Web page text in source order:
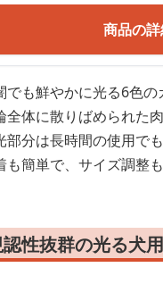
商品の
でも鮮やかに光る6色の
全体に散りばめられた
部分は長時間の使用で
も簡単で、サイズ調整
性抜群の光る犬